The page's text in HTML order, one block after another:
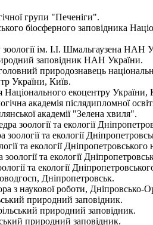
групи "Печеніги".
біосферного заповідника
ім. І.І. Шмальгаузена НАН
заповідник НАН України.
природознавець
України, Київ.
екоцентру України,
академія післядипломної
академії "Зелена хвиля".
зоології та екології
та екології
та екології
та екології
та екології
Дніпропетровськ.
з наукової роботи, Дніпровсько-
природний заповідник.
природний заповідник.
природний заповідник.